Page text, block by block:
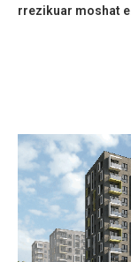
rrezikuar moshat